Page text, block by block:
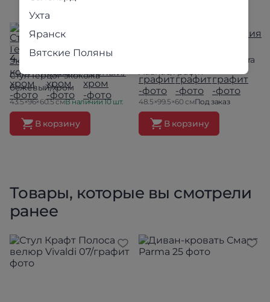
4 690 ₽
Стул Герцог экокожа
бежевый/хром
43.5×96×60.5 смВ наличии 10 шт.
В корзину
Стул Валенсия велюр Ultra
48.5×99.5×60 смПод заказ
В корзину
Товары, которые вы смотрели
ранее
Ухта
Яранск
Вятские Поляны